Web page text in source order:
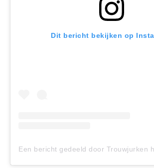
Dit bericht bekijken op